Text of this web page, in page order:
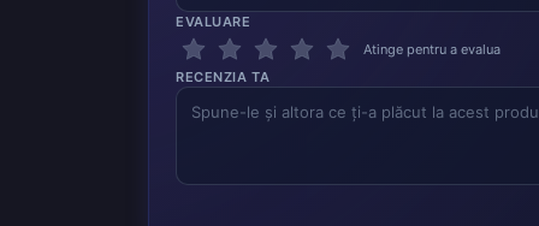
EVALUARE
Atinge pentru a evalua
RECENZIA TA